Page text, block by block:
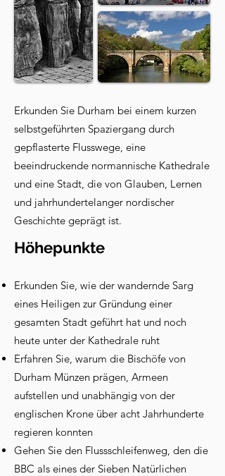
Erkunden Sie Durham bei einem kurzen
selbstgeführten Spaziergang durch
gepflasterte Flusswege, eine
beeindruckende normannische Kathedrale
und eine Stadt, die von Glauben, Lernen
und jahrhundertelanger nordischer
Geschichte geprägt ist.
Höhepunkte
Erkunden Sie, wie der wandernde Sarg
eines Heiligen zur Gründung einer
gesamten Stadt geführt hat und noch
heute unter der Kathedrale ruht
Erfahren Sie, warum die Bischöfe von
Durham Münzen prägen, Armeen
aufstellen und unabhängig von der
englischen Krone über acht Jahrhunderte
regieren konnten
Gehen Sie den Flussschleifenweg, den die
BBC als eines der Sieben Natürlichen